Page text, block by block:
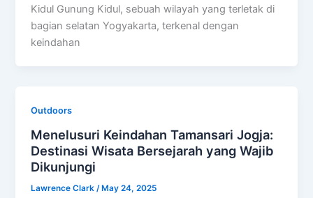
Kidul Gunung Kidul, sebuah wilayah yang terletak di
bagian selatan Yogyakarta, terkenal dengan
keindahan
Outdoors
Menelusuri Keindahan Tamansari Jogja:
Destinasi Wisata Bersejarah yang Wajib
Dikunjungi
Lawrence Clark /May 24, 2025